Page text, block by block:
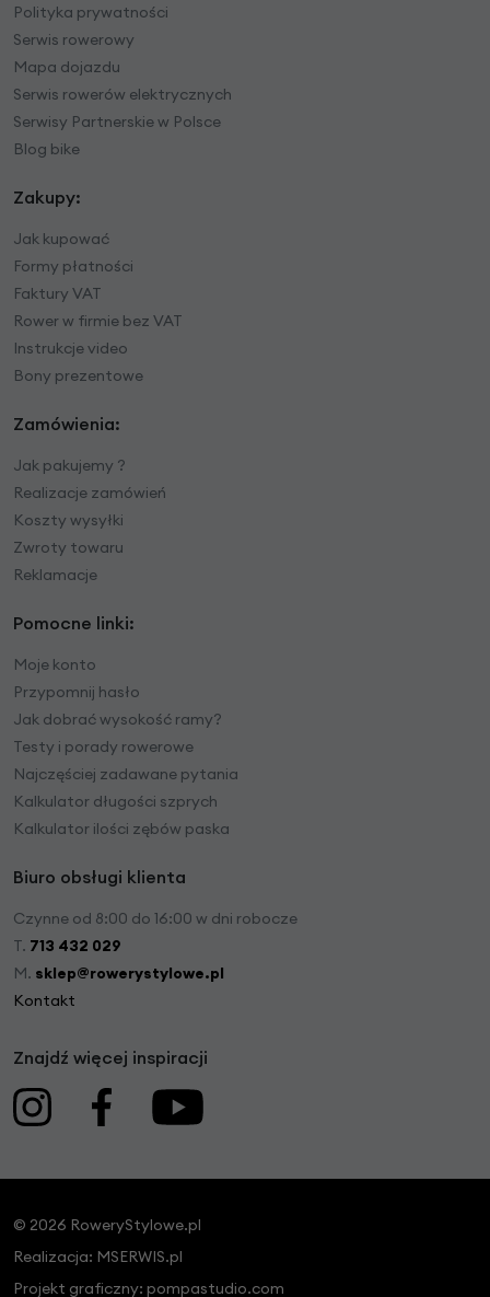
Polityka prywatności
Serwis rowerowy
Mapa dojazdu
Serwis rowerów elektrycznych
Serwisy Partnerskie w Polsce
Blog bike
Zakupy:
Jak kupować
Formy płatności
Faktury VAT
Rower w firmie bez VAT
Instrukcje video
Bony prezentowe
Zamówienia:
Jak pakujemy ?
Realizacje zamówień
Koszty wysyłki
Zwroty towaru
Reklamacje
Pomocne linki:
Moje konto
Przypomnij hasło
Jak dobrać wysokość ramy?
Testy i porady rowerowe
Najczęściej zadawane pytania
Kalkulator długości szprych
Kalkulator ilości zębów paska
Biuro obsługi klienta
Czynne od 8:00 do 16:00 w dni robocze
T. 713 432 029
M. sklep@rowerystylowe.pl
Kontakt
Znajdź więcej inspiracji
© 2026 RoweryStylowe.pl
Realizacja: MSERWIS.pl
Projekt graficzny: pompastudio.com